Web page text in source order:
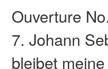
Ouverture
7. Johann
bleibet